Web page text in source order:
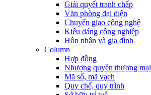
Giải quyết tranh chấp
Văn phòng đại diện
Chuyển giao công nghệ
Kiểu dáng công nghiệp
Hôn nhân và gia đình
Column
Hợp đồng
Nhượng quyền thương mại
Mã số, mã vạch
Quy chế, quy trình